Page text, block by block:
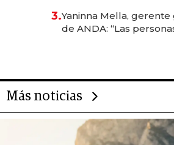
anticipación y prepara
3.Yaninna Mella, gerente
de ANDA: “Las
Más noticias